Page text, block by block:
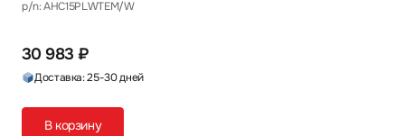
p/n: AHC15PLWTEM/W
30 983 ₽
Доставка: 25-30 дней
В корзину